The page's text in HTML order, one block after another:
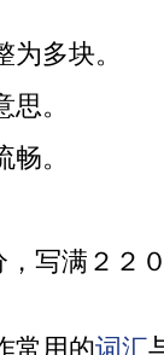
多块。
。
。
，写满２２
常用的词汇